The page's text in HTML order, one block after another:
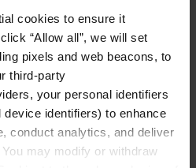
cookies to ensure it
“Allow all”, we will set
pixels and web beacons, to
third-party
your personal identifiers
identifiers) to enhance
conduct analytics, and deliver
may modify or withdraw
産、Web3
ティ